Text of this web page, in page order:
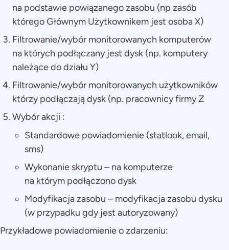
na podstawie powiązanego zasobu (np zasób
którego Głównym Użytkownikem jest osoba X)
Filtrowanie/wybór monitorowanych komputerów
na których podłączany jest dysk (np. komputery
należące do działu Y)
Filtrowanie/wybór monitorowanych użytkowników
którzy podłączają dysk (np. pracownicy firmy Z
Wybór akcji :
Standardowe powiadomienie (statlook, email,
sms)
Wykonanie skryptu – na komputerze
na którym podłączono dysk
Modyfikacja zasobu – modyfikacja zasobu dysku
(w przypadku gdy jest autoryzowany)
Przykładowe powiadomienie o zdarzeniu: